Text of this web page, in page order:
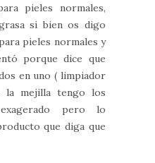
pieles normales,
si bien os digo
pieles normales y
porque dice que
en uno ( limpiador
la mejilla tengo los
pero lo
que diga que